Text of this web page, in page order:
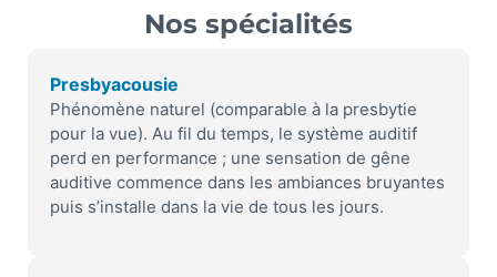
Nos spécialités
Presbyacousie
Phénomène naturel (comparable à la presbytie
pour la vue). Au fil du temps, le système auditif
perd en performance ; une sensation de gêne
auditive commence dans les ambiances bruyantes
puis s’installe dans la vie de tous les jours.